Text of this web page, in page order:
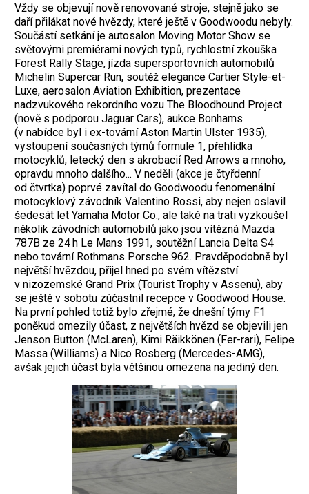
Vždy se objevují nově renovované stroje, stejně jako se
daří přilákat nové hvězdy, které ještě v Goodwoodu nebyly.
Součástí setkání je autosalon Moving Motor Show se
světovými premiérami nových typů, rychlostní zkouška
Forest Rally Stage, jízda supersportovních automobilů
Michelin Supercar Run, soutěž elegance Cartier Style-et-
Luxe, aerosalon Aviation Exhibition, prezentace
nadzvukového rekordního vozu The Bloodhound Project
(nově s podporou Jaguar Cars), aukce Bonhams
(v nabídce byl i ex-tovární Aston Martin Ulster 1935),
vystoupení současných týmů formule 1, přehlídka
motocyklů, letecký den s akrobacií Red Arrows a mnoho,
opravdu mnoho dalšího... V neděli (akce je čtyřdenní
od čtvrtka) poprvé zavítal do Goodwoodu fenomenální
motocyklový závodník Valentino Rossi, aby nejen oslavil
šedesát let Yamaha Motor Co., ale také na trati vyzkoušel
několik závodních automobilů jako jsou vítězná Mazda
787B ze 24 h Le Mans 1991, soutěžní Lancia Delta S4
nebo tovární Rothmans Porsche 962. Pravděpodobně byl
největší hvězdou, přijel hned po svém vítězství
v nizozemské Grand Prix (Tourist Trophy v Assenu), aby
se ještě v sobotu zúčastnil recepce v Goodwood House.
Na první pohled totiž bylo zřejmé, že dnešní týmy F1
poněkud omezily účast, z největších hvězd se objevili jen
Jenson Button (McLaren), Kimi Räikkönen (Fer-rari), Felipe
Massa (Williams) a Nico Rosberg (Mercedes-AMG),
avšak jejich účast byla většinou omezena na jediný den.